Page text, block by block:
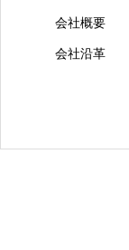
会社概要
会社沿革